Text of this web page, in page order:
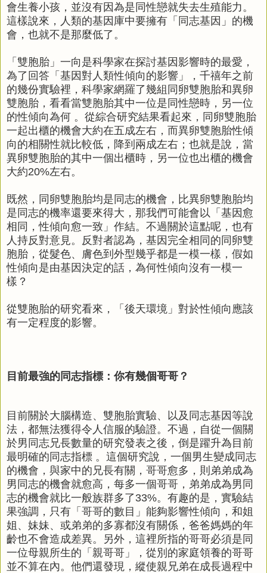
會生養小孩，並沒有因為是同性戀就失去生殖能力。
這樣說來，人類的基因庫中要擁有「同志基因」的機
會，也就不是那麼低了。
「雙胞胎」一向是科學家在探討基因影響時的最愛，
為了回答「基因對人類性傾向的影響」，千禧年之前
的幾份實驗裡，科學家網羅了幾組同卵雙胞胎和異卵
雙胞胎，看看當雙胞胎其中一位是同性戀時，另一位
的性傾向為何 。從綜合研究結果看起來，同卵雙胞胎
一起出櫃的機會大約在五成左右，而異卵雙胞胎性傾
向的相關性就比較低，降到兩成左右；也就是說，當
異卵雙胞胎的其中一個出櫃時，另一位也出櫃的機會
大約20%左右。
既然，同卵雙胞胎均是同志的機會，比異卵雙胞胎均
是同志的機率還要來得大，那我們可能會以「基因愈
相同，性傾向愈一致」作結。不過關於這點呢，也有
人持反對意見。反對者認為，基因完全相同的同卵雙
胞胎，從髮色、膚色到外型幾乎都是一模一樣，假如
性傾向是由基因決定的話，為何性傾向沒有一模一
樣？
從雙胞胎的研究看來，「後天環境」對於性傾向應該
有一定程度的影響。
目前最強的同志指標：你有幾個哥哥？
目前關於大腦構造、雙胞胎實驗、以及同志基因等說
法，都無法獲得令人信服的驗證。不過，自從一個關
於男同志兄長數量的研究發表之後，倒是躍升為目前
最明確的同志指標 。這個研究說，一個男生變成同志
的機會，與家中的兄長有關，哥哥愈多，則弟弟成為
男同志的機會就愈高，每多一個哥哥，弟弟成為男同
志的機會就比一般族群多了33%。有趣的是，實驗結
果強調，只有「哥哥的數目」能夠影響性傾向，和姐
姐、妹妹、或弟弟的多寡都沒有關係，爸爸媽媽的年
齡也不會造成差異。另外，這裡所指的哥哥必須是同
一位母親所生的「親哥哥」，從別的家庭領養的哥哥
並不算在內。他們還發現，縱使親兄弟在成長過程中